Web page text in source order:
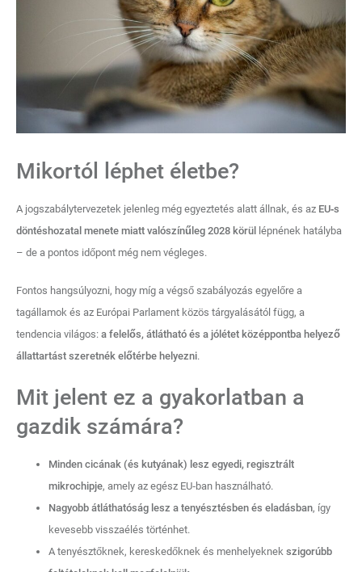
Mikortól léphet életbe?
A jogszabálytervezetek jelenleg még egyeztetés alatt állnak, és az EU‑s
döntéshozatal menete miatt valószínűleg 2028 körül lépnének hatályba
– de a pontos időpont még nem végleges.
Fontos hangsúlyozni, hogy míg a végső szabályozás egyelőre a
tagállamok és az Európai Parlament közös tárgyalásától függ, a
tendencia világos: a felelős, átlátható és a jólétet középpontba helyező
állattartást szeretnék előtérbe helyezni.
Mit jelent ez a gyakorlatban a
gazdik számára?
Minden cicának (és kutyának) lesz egyedi, regisztrált
mikrochipje, amely az egész EU‑ban használható.
Nagyobb átláthatóság lesz a tenyésztésben és eladásban, így
kevesebb visszaélés történhet.
A tenyésztőknek, kereskedőknek és menhelyeknek szigorúbb